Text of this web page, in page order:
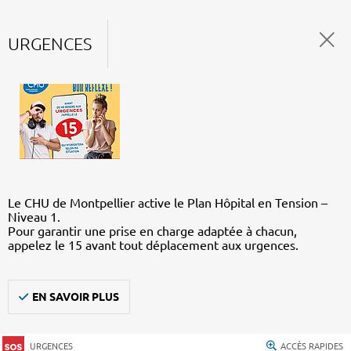
URGENCES
Le CHU de Montpellier active le Plan Hôpital en Tension –
Niveau 1.
Pour garantir une prise en charge adaptée à chacun,
appelez le 15 avant tout déplacement aux urgences.
EN SAVOIR PLUS
URGENCES ACCÈS RAPIDES